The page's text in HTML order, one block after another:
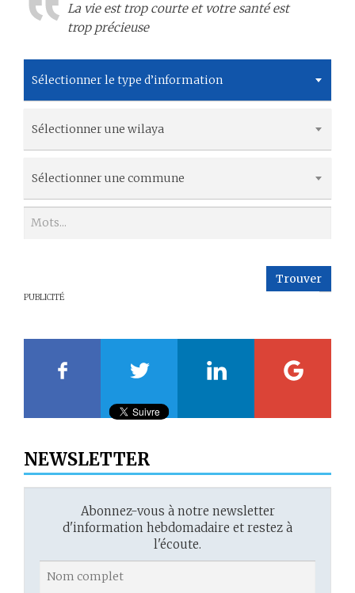
12
15
17
La vie est trop courte et votre santé est
trop précieuse
Sélectionner le type d’information
Sélectionner une wilaya
Sélectionner une commune
Trouver
PUBLICITÉ
NEWSLETTER
Abonnez-vous à notre newsletter
d'information hebdomadaire et restez à
l'écoute.